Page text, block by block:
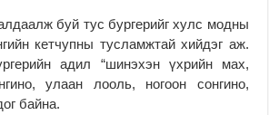
буй тус бургерийг хулс модны
кетчупны тусламжтай хийдэг аж.
адил “шинэхэн үхрийн мах,
улаан лооль, ногоон сонгино,
байна.